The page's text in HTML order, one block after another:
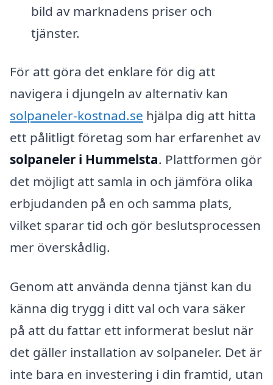
bild av marknadens priser och
tjänster.
För att göra det enklare för dig att
navigera i djungeln av alternativ kan
solpaneler-kostnad.se hjälpa dig att hitta
ett pålitligt företag som har erfarenhet av
solpaneler i Hummelsta. Plattformen gör
det möjligt att samla in och jämföra olika
erbjudanden på en och samma plats,
vilket sparar tid och gör beslutsprocessen
mer överskådlig.
Genom att använda denna tjänst kan du
känna dig trygg i ditt val och vara säker
på att du fattar ett informerat beslut när
det gäller installation av solpaneler. Det är
inte bara en investering i din framtid, utan